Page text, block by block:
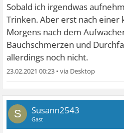
Sobald ich irgendwas
Trinken. Aber erst nach einer
Morgens nach dem
Bauchschmerzen und
allerdings noch nicht.
23.02.2021 00:23 •
S Susann2543
Gast